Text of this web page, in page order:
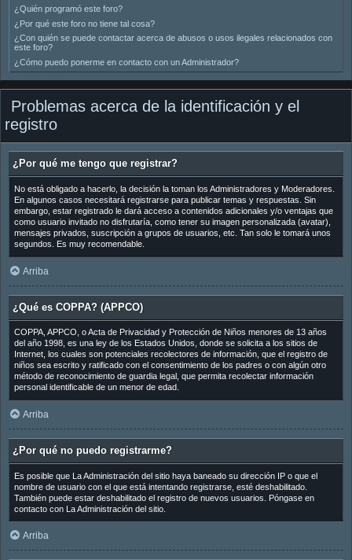
¿Quién programó este foro?
¿Por qué este foro no tiene tal cosa?
¿Con quién se puede contactar acerca de abusos o usos ilegales relacionados con
este foro?
¿Cómo puedo ponerme en contacto con un Administrador?
Problemas acerca de la identificación y el
registro
¿Por qué me tengo que registrar?
No está obligado a hacerlo, la decisión la toman los Administradores y Moderadores.
En algunos casos necesitará registrarse para publicar temas y respuestas. Sin
embargo, estar registrado le dará acceso a contenidos adicionales y/o ventajas que
como usuario invitado no disfrutaría, como tener su imagen personalizada (avatar),
mensajes privados, suscripción a grupos de usuarios, etc. Tan solo le tomará unos
segundos. Es muy recomendable.
Arriba
¿Qué es COPPA? (APPCO)
COPPA, APPCO, o Acta de Privacidad y Protección de Niños menores de 13 años
del año 1998, es una ley de los Estados Unidos, donde se solicita a los sitios de
Internet, los cuales son potenciales recolectores de información, que el registro de
niños sea escrito y ratificado con el consentimiento de los padres o con algún otro
método de reconocimiento de guardia legal, que permita recolectar información
personal identificable de un menor de edad.
Arriba
¿Por qué no puedo registrarme?
Es posible que La Administración del sitio haya baneado su dirección IP o que el
nombre de usuario con el que está intentando registrarse, esté deshabilitado.
También puede estar deshabilitado el registro de nuevos usuarios. Póngase en
contacto con La Administración del sitio.
Arriba